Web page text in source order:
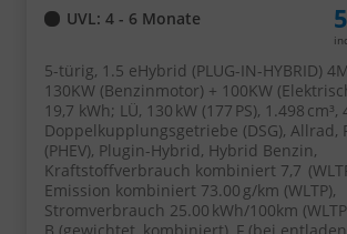
UVL: 4 - 6 Monate
5-türig, 1.5 eHybrid (PLUG-IN-HYBRID)
130KW (Benzinmotor) + 100KW
19,7 kWh; LÜ, 130 kW (177 PS), 1.498
Doppelkupplungsgetriebe (DSG), Allrad,
(PHEV), Plugin-Hybrid, Hybrid Benzin,
Kraftstoffverbrauch kombiniert 7,7
Emission kombiniert 73.00 g/km (WLTP),
Stromverbrauch 25.00 kWh/100km